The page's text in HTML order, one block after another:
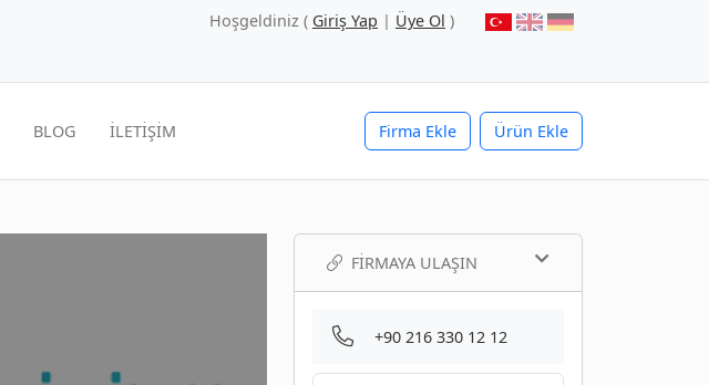
Hoşgeldiniz ( Giriş Yap | Üye Ol )
Firma Ekle Ürün Ekle
BLOG İLETİŞİM
FIRMAYA ULAŞIN
+90 216 330 12 12